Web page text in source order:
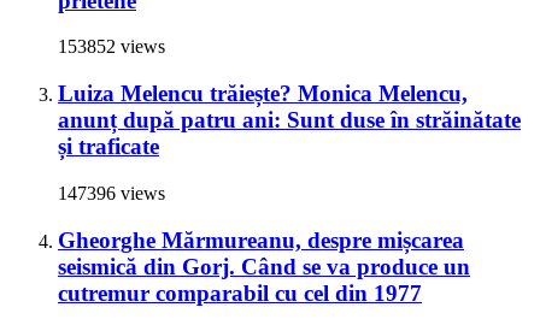
153852 views
Luiza Melencu trăiește? Monica Melencu,
anunț după patru ani: Sunt duse în străinătate
și traficate
147396 views
Gheorghe Mărmureanu, despre mișcarea
seismică din Gorj. Când se va produce un
cutremur comparabil cu cel din 1977